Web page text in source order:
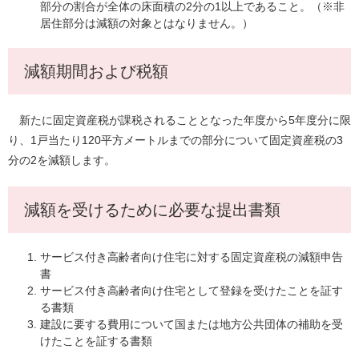
部分の割合が全体の床面積の2分の1以上であること。（※非
居住部分は減額の対象とはなりません。）
減額期間および税額
新たに固定資産税が課税されることとなった年度から5年度分に限
り、1戸当たり120平方メートルまでの部分について固定資産税の3
分の2を減額します。
減額を受けるために必要な提出書類
サービス付き高齢者向け住宅に対する固定資産税の減額申告
書
サービス付き高齢者向け住宅として登録を受けたことを証す
る書類
建設に要する費用について国または地方公共団体の補助を受
けたことを証する書類